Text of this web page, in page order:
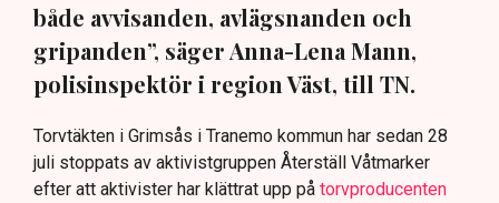
både avvisanden, avlägsnanden och
gripanden”, säger Anna-Lena Mann,
polisinspektör i region Väst, till TN.
Torvtäkten i Grimsås i Tranemo kommun har sedan 28
juli stoppats av aktivistgruppen Återställ Våtmarker
efter att aktivister har klättrat upp på torvproducenten